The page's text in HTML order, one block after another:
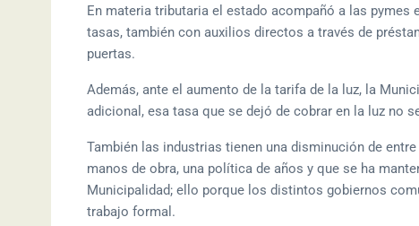
En materia tributaria el estado acompañó a las
tasas, también con auxilios directos a través de
puertas.
Además, ante el aumento de la tarifa de la luz, la
adicional, esa tasa que se dejó de cobrar en la luz no
También las industrias tienen una disminución de
manos de obra, una política de años y que se ha
Municipalidad; ello porque los distintos gobiernos
trabajo formal.